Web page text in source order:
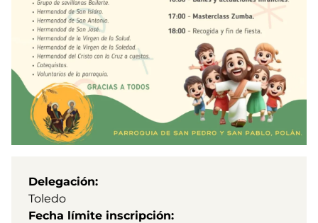
Delegación
Toledo
Fecha límite inscripción